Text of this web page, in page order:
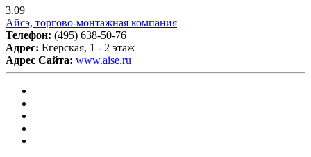
3.09
Айсэ, торгово-монтажная компания
Телефон: (495) 638-50-76
Адрес: Егерская, 1 - 2 этаж
Адрес Сайта: www.aise.ru